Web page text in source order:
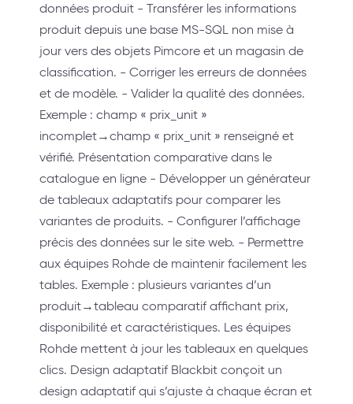
données produit - Transférer les informations
produit depuis une base MS-SQL non mise à
jour vers des objets Pimcore et un magasin de
classification. - Corriger les erreurs de données
et de modèle. - Valider la qualité des données.
Exemple : champ « prix_unit »
incomplet→champ « prix_unit » renseigné et
vérifié. Présentation comparative dans le
catalogue en ligne - Développer un générateur
de tableaux adaptatifs pour comparer les
variantes de produits. - Configurer l’affichage
précis des données sur le site web. - Permettre
aux équipes Rohde de maintenir facilement les
tables. Exemple : plusieurs variantes d’un
produit→tableau comparatif affichant prix,
disponibilité et caractéristiques. Les équipes
Rohde mettent à jour les tableaux en quelques
clics. Design adaptatif Blackbit conçoit un
design adaptatif qui s’ajuste à chaque écran et